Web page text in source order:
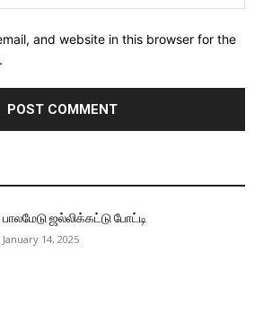
and website in this browser for the
பாலமேடு ஜல்லிக்கட்டு போட்டி
January 14, 2025